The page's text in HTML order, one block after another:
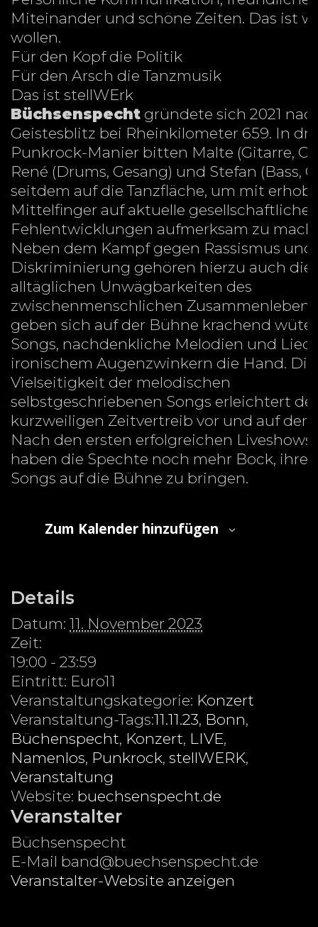
Miteinander und schöne Zeiten. Das ist
wollen.
Für den Kopf die Politik
Für den Arsch die Tanzmusik
Das ist stellWErk
Büchsenspecht gründete sich 2021
Geistesblitz bei Rheinkilometer 659. In
Punkrock-Manier bitten Malte (Gitarre,
René (Drums, Gesang) und Stefan (Bass,
seitdem auf die Tanzfläche, um mit
Mittelfinger auf aktuelle gesellschaftliche
Fehlentwicklungen aufmerksam zu
Neben dem Kampf gegen Rassismus und
Diskriminierung gehören hierzu auch die
alltäglichen Unwägbarkeiten des
zwischenmenschlichen
geben sich auf der Bühne krachend
Songs, nachdenkliche Melodien und
ironischem Augenzwinkern die Hand. Die
Vielseitigkeit der melodischen
selbstgeschriebenen Songs erleichtert
kurzweiligen Zeitvertreib vor und auf der
Nach den ersten erfolgreichen Liveshows
haben die Spechte noch mehr Bock, ihre
Songs auf die Bühne zu bringen.
Zum Kalender hinzufügen
Details
Datum: 11. November 2023
Zeit:
19:00 - 23:59
Eintritt: Euro11
Veranstaltungskategorie: Konzert
Veranstaltung-Tags:11.11.23, Bonn,
Büchenspecht, Konzert, LIVE,
Namenlos, Punkrock, stellWERK,
Veranstaltung
Website: buechsenspecht.de
Veranstalter
Büchsenspecht
E-Mail band@buechsenspecht.de
Veranstalter-Website anzeigen